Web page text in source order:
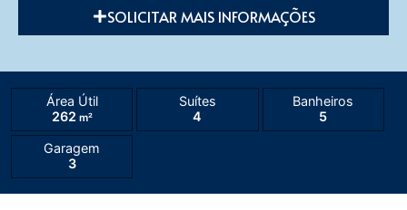
SOLICITAR MAIS INFORMAÇÕES
Área Útil
262 m²
Suítes
4
Banheiros
5
Garagem
3